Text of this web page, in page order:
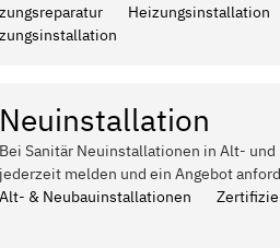
Heizungsinstallation
Neuinstallation
Bei Sanitär Neuinstallationen in Alt- und
jederzeit melden und ein Angebot
Alt- & Neubauinstallationen